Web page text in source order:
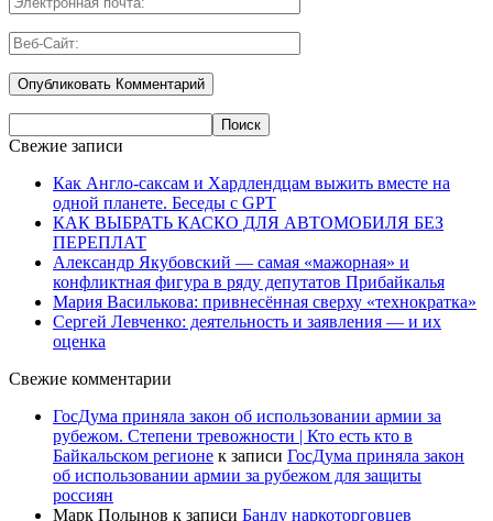
Свежие записи
Как Англо-саксам и Хардлендцам выжить вместе на
одной планете. Беседы с GPT
КАК ВЫБРАТЬ КАСКО ДЛЯ АВТОМОБИЛЯ БЕЗ
ПЕРЕПЛАТ
Александр Якубовский — самая «мажорная» и
конфликтная фигура в ряду депутатов Прибайкалья
Мария Василькова: привнесённая сверху «технократка»
Сергей Левченко: деятельность и заявления — и их
оценка
Свежие комментарии
ГосДума приняла закон об использовании армии за
рубежом. Степени тревожности | Кто есть кто в
Байкальском регионе к записи ГосДума приняла закон
об использовании армии за рубежом для защиты
россиян
Марк Полынов к записи Банду наркоторговцев